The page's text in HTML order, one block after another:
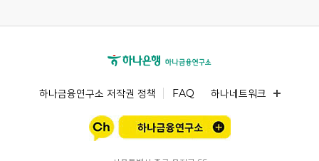
하나금융연구소 저작권 정책 FAQ 하나네트워크